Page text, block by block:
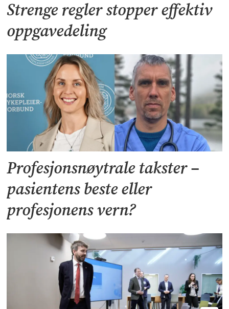
Strenge regler stopper effektiv
oppgavedeling
Profesjonsnøytrale takster –
pasientens beste eller
profesjonens vern?